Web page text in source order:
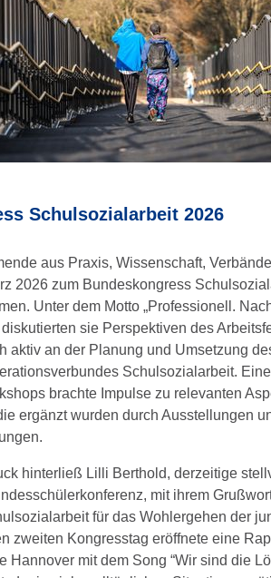
Schulsozialarbeit 2026
aus Praxis, Wissenschaft,
2026 zum Bundeskongress
Unter dem Motto „Professionell.
sie Perspektiven des
aktiv an der Planung und Umsetzung
Schulsozialarbeit.
brachte Impulse zu relevanten
ergänzt wurden durch Ausstellungen
hinterließ Lilli Berthold, derzeitige
mit ihrem
für das Wohlergehen der
zweiten Kongresstag eröffnete eine
Hannover mit dem Song “Wir sind die